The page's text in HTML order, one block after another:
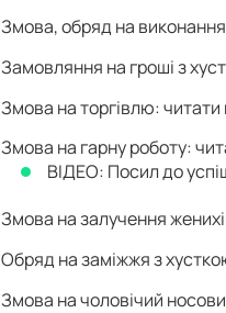
Змова, обряд на
Замовляння на гроші з
Змова на торгівлю: читати
Змова на гарну роботу:
ВІДЕО: Посил до
Змова на залучення
Обряд на заміжжя з
Змова на чоловічий